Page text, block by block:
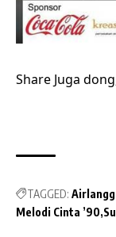
Share Juga
TAGGED:
Melodi Cinta ’90